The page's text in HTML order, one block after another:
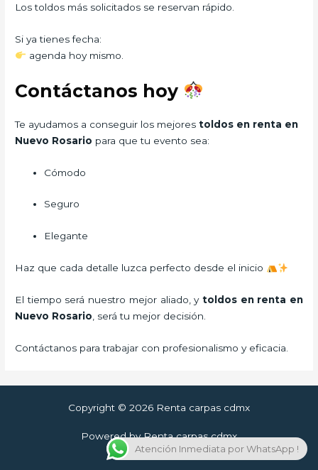
Los toldos más solicitados se reservan rápido.
Si ya tienes fecha:
agenda hoy mismo.
Contáctanos hoy
Te ayudamos a conseguir los mejorestoldos en renta en
Nuevo Rosario para que tu evento sea:
Cómodo
Seguro
Elegante
Haz que cada detalle luzca perfecto desde el inicio
El tiempo será nuestro mejor aliado, y toldos en renta en
Nuevo Rosario , será tu mejor decisión.
Contáctanos para trabajar con profesionalismo y eficacia.
Copyright © 2026 Renta carpas cdmx
Powered by Renta carpas cdmx
Atención Inmediata por WhatsApp !